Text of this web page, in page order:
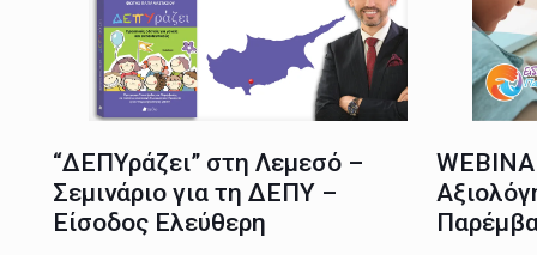
“ΔΕΠΥράζει” στη Λεμεσό –
Σεμινάριο για τη ΔΕΠΥ –
Είσοδος Ελεύθερη